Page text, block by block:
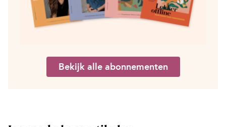
Bekijk alle abonnementen